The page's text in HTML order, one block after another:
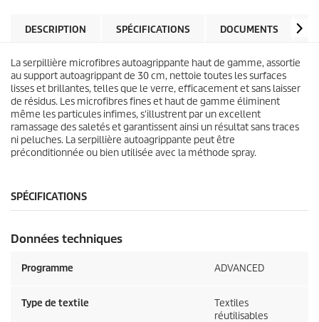
DESCRIPTION SPÉCIFICATIONS DOCUMENTS
La serpillière microfibres autoagrippante haut de gamme, assortie
au support autoagrippant de 30 cm, nettoie toutes les surfaces
lisses et brillantes, telles que le verre, efficacement et sans laisser
de résidus. Les microfibres fines et haut de gamme éliminent
même les particules infimes, s'illustrent par un excellent
ramassage des saletés et garantissent ainsi un résultat sans traces
ni peluches. La serpillière autoagrippante peut être
préconditionnée ou bien utilisée avec la méthode spray.
SPÉCIFICATIONS
Données techniques
Programme ADVANCED
Type de textile
Textiles
réutilisables